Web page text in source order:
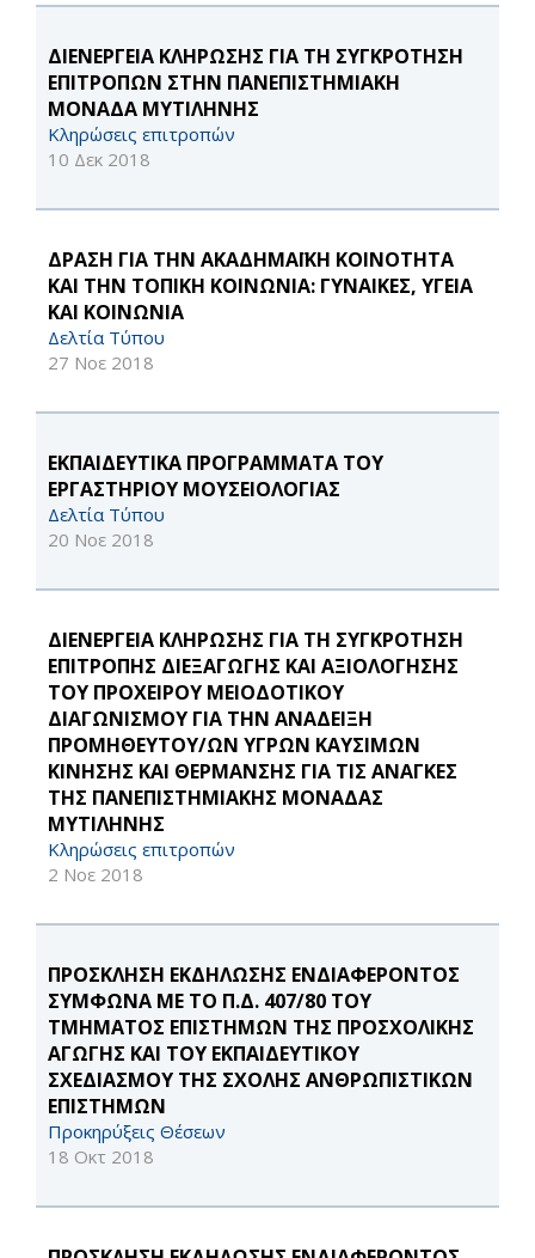
ΔΙΕΝΕΡΓΕΙΑ ΚΛΗΡΩΣΗΣ ΓΙΑ ΤΗ ΣΥΓΚΡΟΤΗΣΗ
ΕΠΙΤΡΟΠΩΝ ΣΤΗΝ ΠΑΝΕΠΙΣΤΗΜΙΑΚΗ
ΜΟΝΑΔΑ ΜΥΤΙΛΗΝΗΣ
Κληρώσεις επιτροπών
10 Δεκ 2018
ΔΡΑΣΗ ΓΙΑ ΤΗΝ ΑΚΑΔΗΜΑΪΚΗ ΚΟΙΝΟΤΗΤΑ
ΚΑΙ ΤΗΝ ΤΟΠΙΚΗ ΚΟΙΝΩΝΙΑ: ΓΥΝΑΙΚΕΣ, ΥΓΕΙΑ
ΚΑΙ ΚΟΙΝΩΝΙΑ
Δελτία Τύπου
27 Νοε 2018
ΕΚΠΑΙΔΕΥΤΙΚΑ ΠΡΟΓΡΑΜΜΑΤΑ ΤΟΥ
ΕΡΓΑΣΤΗΡΙΟΥ ΜΟΥΣΕΙΟΛΟΓΙΑΣ
Δελτία Τύπου
20 Νοε 2018
ΔΙΕΝΕΡΓΕΙΑ ΚΛΗΡΩΣΗΣ ΓΙΑ ΤΗ ΣΥΓΚΡΟΤΗΣΗ
ΕΠΙΤΡΟΠΗΣ ΔΙΕΞΑΓΩΓΗΣ ΚΑΙ ΑΞΙΟΛΟΓΗΣΗΣ
ΤΟΥ ΠΡΟΧΕΙΡΟΥ ΜΕΙΟΔΟΤΙΚΟΥ
ΔΙΑΓΩΝΙΣΜΟΥ ΓΙΑ ΤΗΝ ΑΝΑΔΕΙΞΗ
ΠΡΟΜΗΘΕΥΤΟΥ/ΩΝ ΥΓΡΩΝ ΚΑΥΣΙΜΩΝ
ΚΙΝΗΣΗΣ ΚΑΙ ΘΕΡΜΑΝΣΗΣ ΓΙΑ ΤΙΣ ΑΝΑΓΚΕΣ
ΤΗΣ ΠΑΝΕΠΙΣΤΗΜΙΑΚΗΣ ΜΟΝΑΔΑΣ
ΜΥΤΙΛΗΝΗΣ
Κληρώσεις επιτροπών
2 Νοε 2018
ΠΡΟΣΚΛΗΣΗ ΕΚΔΗΛΩΣΗΣ ΕΝΔΙΑΦΕΡΟΝΤΟΣ
ΣΥΜΦΩΝΑ ΜΕ ΤΟ Π.Δ. 407/80 ΤΟΥ
ΤΜΗΜΑΤΟΣ ΕΠΙΣΤΗΜΩΝ ΤΗΣ ΠΡΟΣΧΟΛΙΚΗΣ
ΑΓΩΓΗΣ ΚΑΙ ΤΟΥ ΕΚΠΑΙΔΕΥΤΙΚΟΥ
ΣΧΕΔΙΑΣΜΟΥ ΤΗΣ ΣΧΟΛΗΣ ΑΝΘΡΩΠΙΣΤΙΚΩΝ
ΕΠΙΣΤΗΜΩΝ
Προκηρύξεις Θέσεων
18 Οκτ 2018